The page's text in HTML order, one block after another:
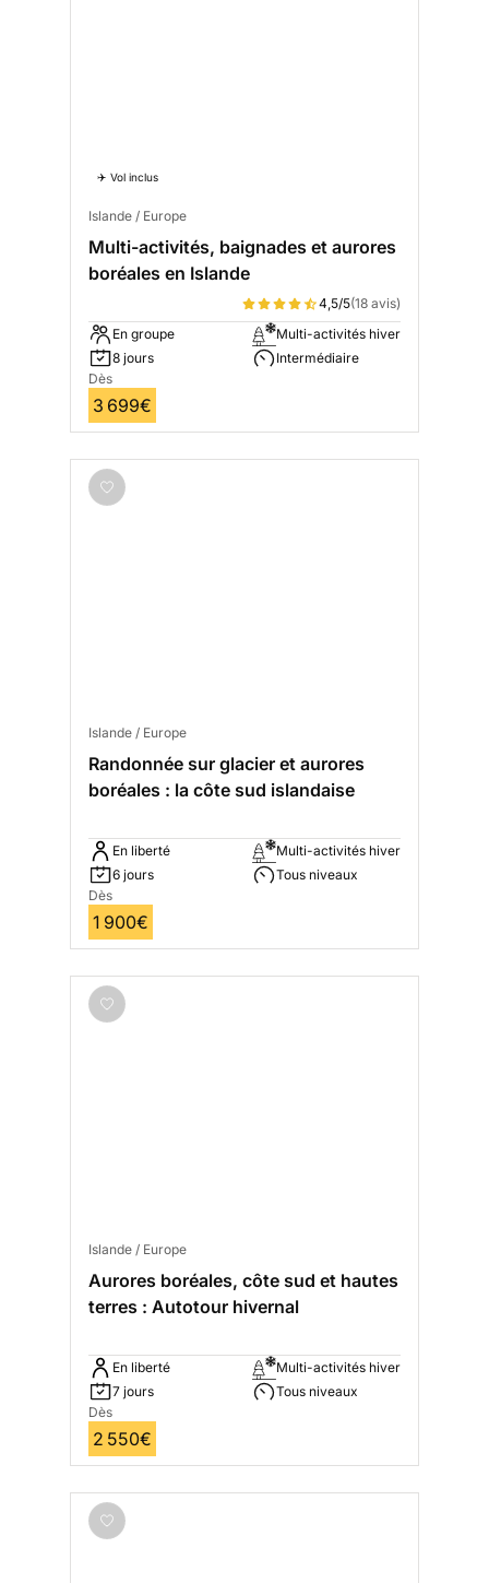
✈️ Vol inclus
Islande / Europe
Multi-activités, baignades et aurores
boréales en Islande
4,5/5(18 avis)
En groupe
8 jours
Multi-activités hiver
Intermédiaire
Dès
3 699€
Islande / Europe
Randonnée sur glacier et aurores
boréales : la côte sud islandaise
En liberté
6 jours
Multi-activités hiver
Tous niveaux
Dès
1 900€
Islande / Europe
Aurores boréales, côte sud et hautes
terres : Autotour hivernal
En liberté
7 jours
Multi-activités hiver
Tous niveaux
Dès
2 550€